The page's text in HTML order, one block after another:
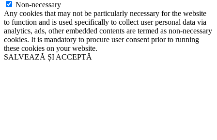
Non-necessary
Any cookies that may not be particularly necessary for the website
to function and is used specifically to collect user personal data via
analytics, ads, other embedded contents are termed as non-necessary
cookies. It is mandatory to procure user consent prior to running
these cookies on your website.
SALVEAZĂ ȘI ACCEPTĂ